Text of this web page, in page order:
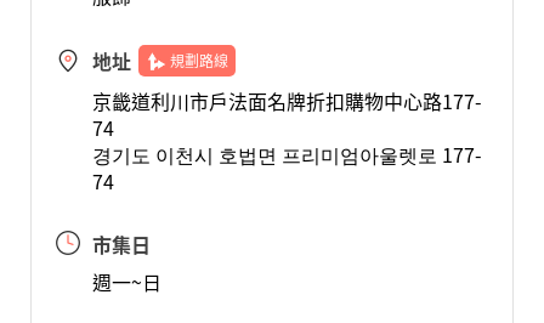
地址 規劃路線
京畿道利川市戶法面名牌折扣購物中心路177-
74
경기도 이천시 호법면 프리미엄아울렛로 177-
74
市集日
週一~日